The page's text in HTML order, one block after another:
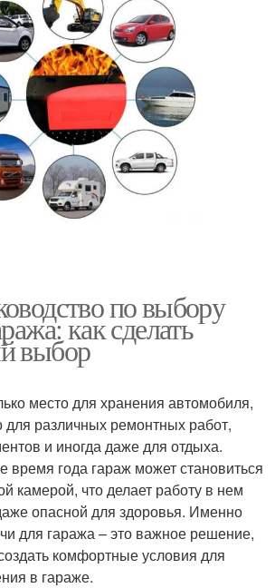
по выбору
как сделать
выбор
место для хранения автомобиля,
для различных ремонтных работ,
и иногда даже для отдыха.
время года гараж может становиться
камерой, что делает работу в нем
опасной для здоровья. Именно
для гаража – это важное решение,
комфортные условия для
в гараже.